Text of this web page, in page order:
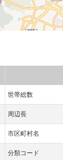
世帯総数
周辺長
市区町村名
分類コード